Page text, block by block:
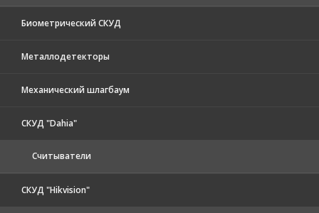
Биометрический СКУД
Металлодетекторы
Механический шлагбаум
СКУД "Dahia"
Считыватели
СКУД "Hikvision"